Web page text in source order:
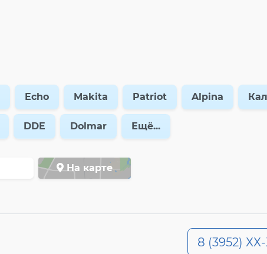
Echo Makita Patriot Alpina
DDE Dolmar Ещё...
На карте
8 (3952)